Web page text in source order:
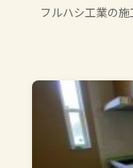
フルハシ工業の